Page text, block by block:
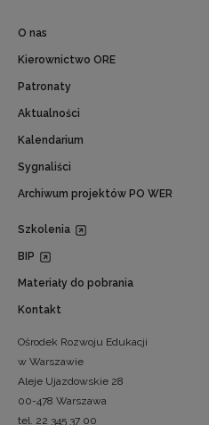
O nas
Kierownictwo ORE
Patronaty
Aktualności
Kalendarium
Sygnaliści
Archiwum projektów PO WER
Szkolenia
BIP
Materiały do pobrania
Kontakt
Ośrodek Rozwoju Edukacji
w Warszawie
Aleje Ujazdowskie 28
00-478 Warszawa
tel. 22 345 37 00